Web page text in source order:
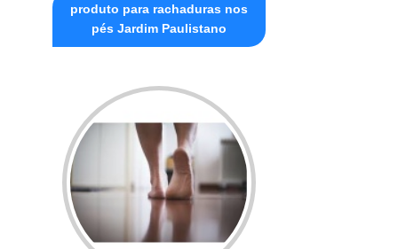
produto para rachaduras nos
pés Jardim Paulistano